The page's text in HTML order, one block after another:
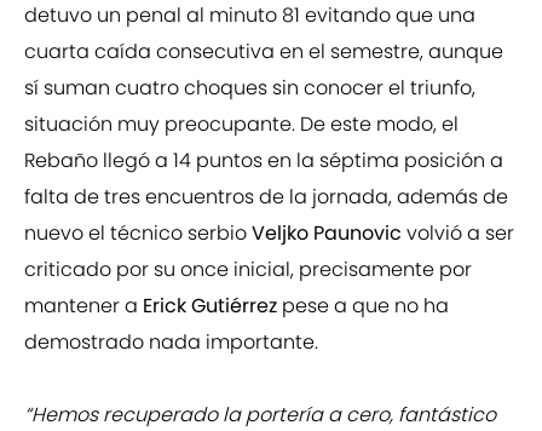
detuvo un penal al minuto 81 evitando que una
cuarta caída consecutiva en el semestre, aunque
sí suman cuatro choques sin conocer el triunfo,
situación muy preocupante. De este modo, el
Rebaño llegó a 14 puntos en la séptima posición a
falta de tres encuentros de la jornada, además de
nuevo el técnico serbioVeljko Paunovic volvió a ser
criticado por su once inicial, precisamente por
mantener a Erick Gutiérrez pese a que no ha
demostrado nada importante.
“Hemos recuperado la portería a cero, fantástico